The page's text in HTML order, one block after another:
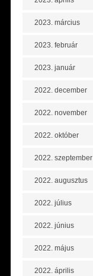
2023. március
2023. február
2023. január
2022. december
2022. november
2022. október
2022. szeptember
2022. augusztus
2022. július
2022. június
2022. május
2022. április